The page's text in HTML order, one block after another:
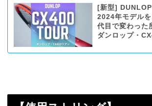
[新型]
2024年モデル
代目で変わった
ダンロップ・